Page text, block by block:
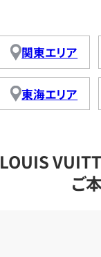
関東エリア
東海エリア
LOUIS
ご